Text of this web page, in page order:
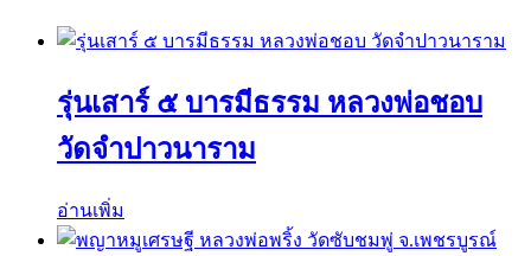
รุ่นเสาร์ ๕ บารมีธรรม หลวงพ่อชอบ
วัดจำปาวนาราม
อ่านเพิ่ม